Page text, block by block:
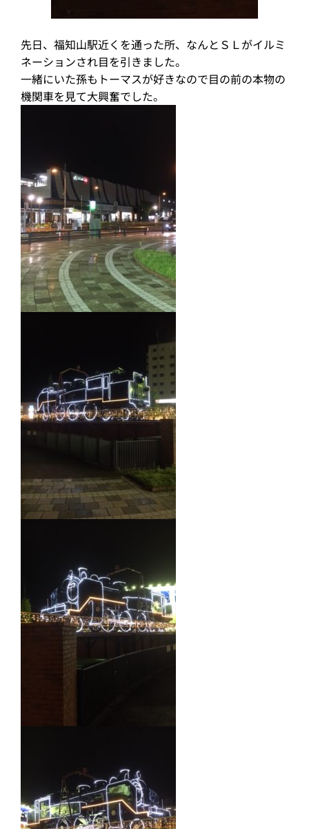
先日、福知山駅近くを通った所、なんとＳＬがイルミ
ネーションされ目を引きました。
一緒にいた孫もトーマスが好きなので目の前の本物の
機関車を見て大興奮でした。